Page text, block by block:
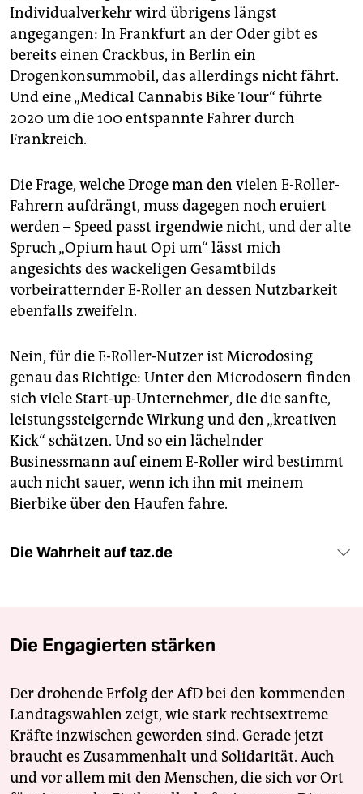
Individualverkehr wird übrigens längst
angegangen: In Frankfurt an der Oder gibt es
bereits einen Crackbus, in Berlin ein
Drogenkonsummobil, das allerdings nicht fährt.
Und eine „Medical Cannabis Bike Tour“ führte
2020 um die 100 entspannte Fahrer durch
Frankreich.
Die Frage, welche Droge man den vielen E-Roller-
Fahrern aufdrängt, muss dagegen noch eruiert
werden – Speed passt irgendwie nicht, und der alte
Spruch „Opium haut Opi um“ lässt mich
angesichts des wackeligen Gesamtbilds
vorbeiratternder E-Roller an dessen Nutzbarkeit
ebenfalls zweifeln.
Nein, für die E-Roller-Nutzer ist Microdosing
genau das Richtige: Unter den Microdosern finden
sich viele Start-up-Unternehmer, die die sanfte,
leistungssteigernde Wirkung und den „kreativen
Kick“ schätzen. Und so ein lächelnder
Businessmann auf einem E-Roller wird bestimmt
auch nicht sauer, wenn ich ihn mit meinem
Bierbike über den Haufen fahre.
Die Wahrheit auf taz.de
Die Engagierten stärken
Der drohende Erfolg der AfD bei den kommenden
Landtagswahlen zeigt, wie stark rechtsextreme
Kräfte inzwischen geworden sind. Gerade jetzt
braucht es Zusammenhalt und Solidarität. Auch
und vor allem mit den Menschen, die sich vor Ort